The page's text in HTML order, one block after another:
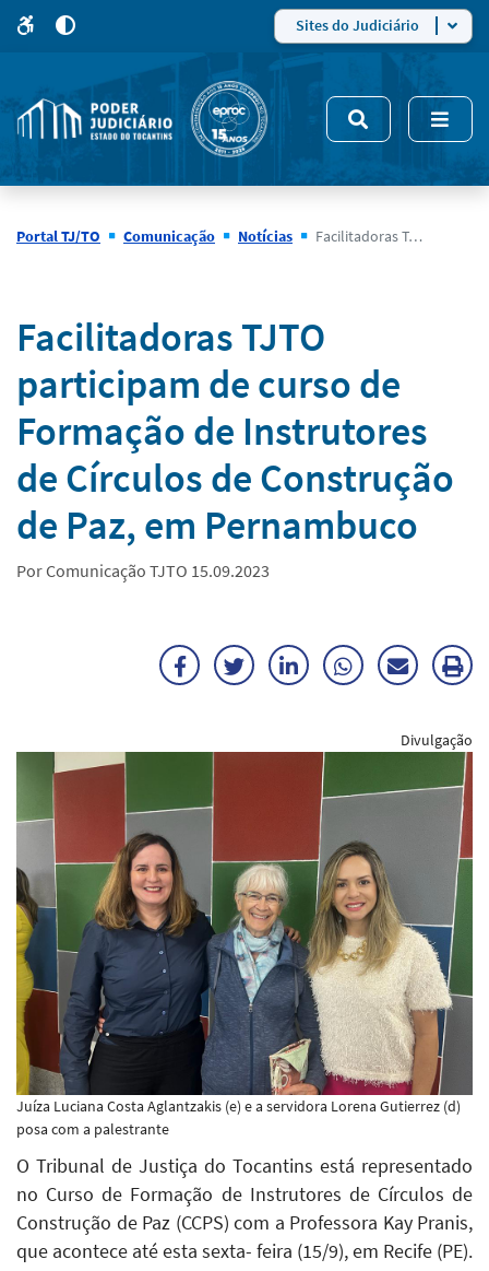
site
5
modo
de
alto
Sites do Judiciário
Portal TJ/TO Comunicação Notícias Facilitadoras TJTO participam de curso de Formação de Instrutores de Círculos de Construção de Paz, em Pernambuco
Notícias
Facilitadoras TJTO
participam de curso de
Formação de Instrutores
de Círculos de Construção
de Paz, em Pernambuco
Por Comunicação TJTO 15.09.2023
FacebookTwitterLinkedInWhatsApp
Enviar
E-
mail
Divulgação
Juíza Luciana Costa Aglantzakis (e) e a servidora Lorena Gutierrez (d)
posa com a palestrante
O Tribunal de Justiça do Tocantins está representado
no Curso de Formação de Instrutores de Círculos de
Construção de Paz (CCPS) com a Professora Kay Pranis,
que acontece até esta sexta- feira (15/9), em Recife (PE).